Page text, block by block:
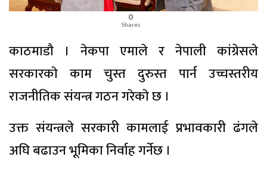
0
Shares
काठमाडाै । नेकपा एमाले र नेपाली कांग्रेसले
सरकारकाे काम चुस्त दुरुस्त पार्न उच्चस्तरीय
राजनीतिक संयन्त्र गठन गरेकाे छ ।
उक्त संयन्त्रले सरकारी कामलाई प्रभावकारी ढंगले
अघि बढाउन भूमिका निर्वाह गर्नेछ ।